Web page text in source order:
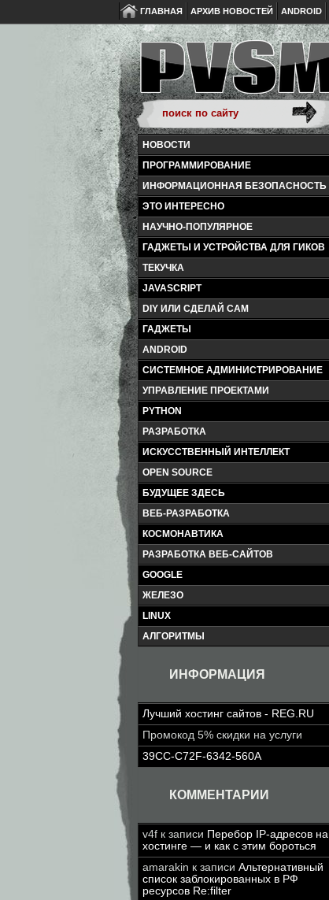
ГЛАВНАЯ АРХИВ НОВОСТЕЙ ANDROID
НОВОСТИ
ПРОГРАММИРОВАНИЕ
ИНФОРМАЦИОННАЯ БЕЗОПАСНОСТЬ
ЭТО ИНТЕРЕСНО
НАУЧНО-ПОПУЛЯРНОЕ
ГАДЖЕТЫ И УСТРОЙСТВА ДЛЯ ГИКОВ
ТЕКУЧКА
JAVASCRIPT
DIY ИЛИ СДЕЛАЙ САМ
ГАДЖЕТЫ
ANDROID
СИСТЕМНОЕ АДМИНИСТРИРОВАНИЕ
УПРАВЛЕНИЕ ПРОЕКТАМИ
PYTHON
РАЗРАБОТКА
ИСКУССТВЕННЫЙ ИНТЕЛЛЕКТ
OPEN SOURCE
БУДУЩЕЕ ЗДЕСЬ
ВЕБ-РАЗРАБОТКА
КОСМОНАВТИКА
РАЗРАБОТКА ВЕБ-САЙТОВ
GOOGLE
ЖЕЛЕЗО
LINUX
АЛГОРИТМЫ
ИНФОРМАЦИЯ
Лучший хостинг сайтов - REG.RU
Промокод 5% скидки на услуги
39CC-C72F-6342-560A
КОММЕНТАРИИ
v4f к записи Перебор IP-адресов на
хостинге — и как с этим бороться
amarakin к записи Альтернативный
список заблокированных в РФ
ресурсов Re:filter